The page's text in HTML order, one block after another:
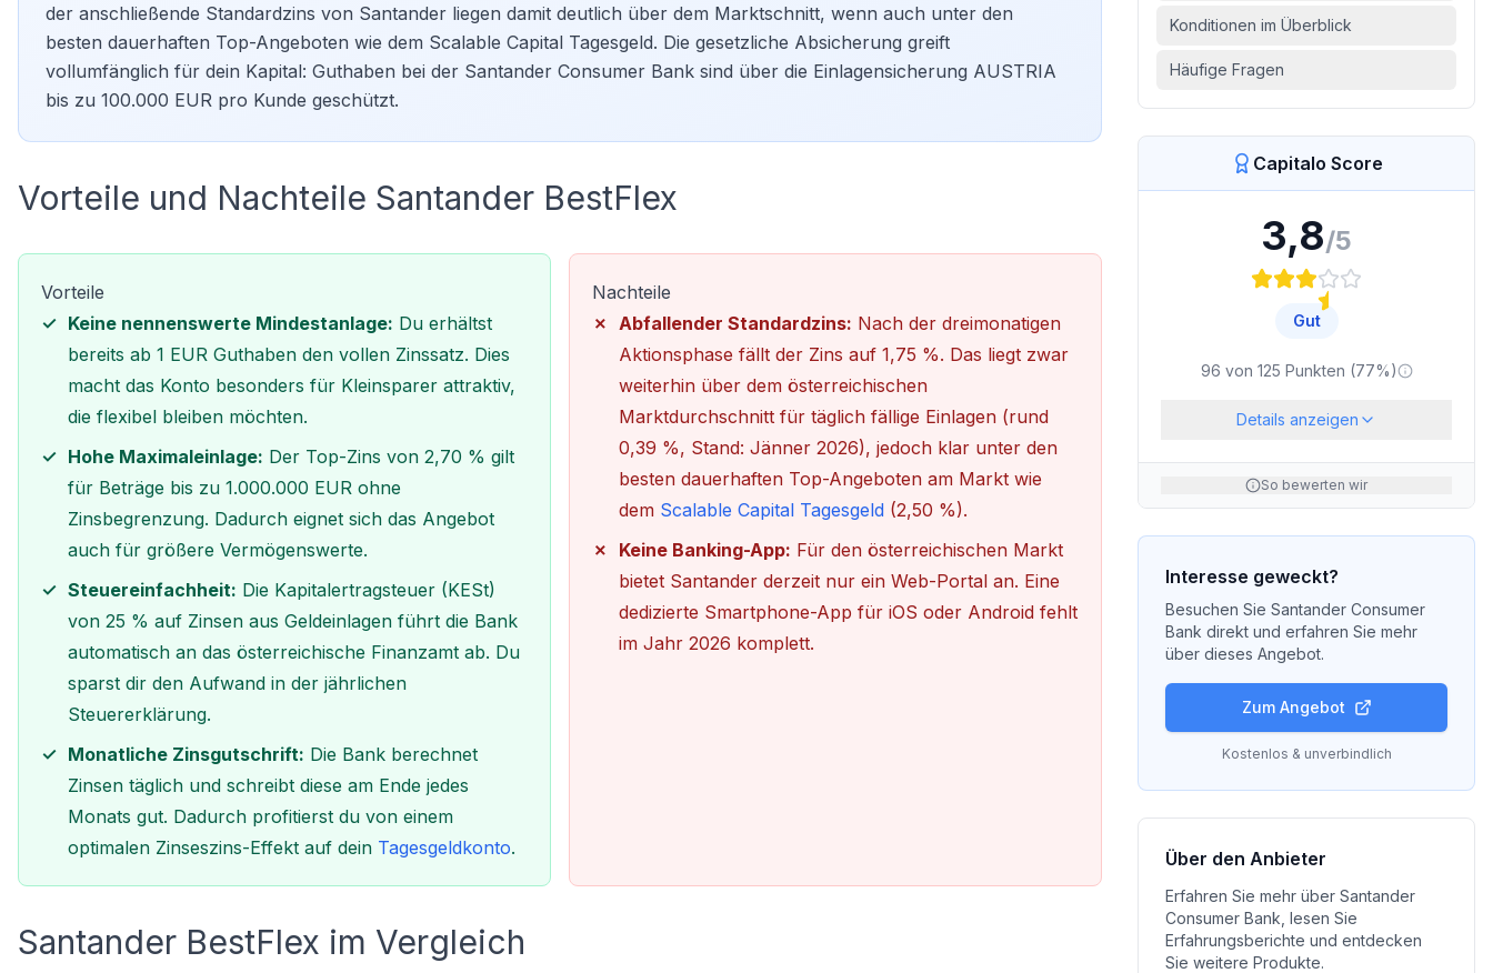
der anschließende Standardzins von Santander liegen damit deutlich über dem Marktschnitt, wenn auch unter den
besten dauerhaften Top-Angeboten wie dem Scalable Capital Tagesgeld. Die gesetzliche Absicherung greift
vollumfänglich für dein Kapital: Guthaben bei der Santander Consumer Bank sind über die Einlagensicherung AUSTRIA
bis zu 100.000 EUR pro Kunde geschützt.
Vorteile und Nachteile Santander BestFlex
Vorteile
Keine nennenswerte Mindestanlage: Du erhältst
bereits ab 1 EUR Guthaben den vollen Zinssatz. Dies
macht das Konto besonders für Kleinsparer attraktiv,
die flexibel bleiben möchten.
Hohe Maximaleinlage: Der Top-Zins von 2,70 % gilt
für Beträge bis zu 1.000.000 EUR ohne
Zinsbegrenzung. Dadurch eignet sich das Angebot
auch für größere Vermögenswerte.
Steuereinfachheit: Die Kapitalertragsteuer (KESt)
von 25 % auf Zinsen aus Geldeinlagen führt die Bank
automatisch an das österreichische Finanzamt ab. Du
sparst dir den Aufwand in der jährlichen
Steuererklärung.
Monatliche Zinsgutschrift: Die Bank berechnet
Zinsen täglich und schreibt diese am Ende jedes
Monats gut. Dadurch profitierst du von einem
optimalen Zinseszins-Effekt auf dein Tagesgeldkonto.
Nachteile
Abfallender Standardzins: Nach der dreimonatigen
Aktionsphase fällt der Zins auf 1,75 %. Das liegt zwar
weiterhin über dem österreichischen
Marktdurchschnitt für täglich fällige Einlagen (rund
0,39 %, Stand: Jänner 2026), jedoch klar unter den
besten dauerhaften Top-Angeboten am Markt wie
dem Scalable Capital Tagesgeld (2,50 %).
Keine Banking-App: Für den österreichischen Markt
bietet Santander derzeit nur ein Web-Portal an. Eine
dedizierte Smartphone-App für iOS oder Android fehlt
im Jahr 2026 komplett.
Santander BestFlex im Vergleich
Konditionen im Überblick
Häufige Fragen
Capitalo Score
3,8/5
Gut
96 von 125 Punkten (77%)
Details anzeigen
So bewerten wir
Interesse geweckt?
Besuchen Sie Santander Consumer
Bank direkt und erfahren Sie mehr
über dieses Angebot.
Zum Angebot
Kostenlos & unverbindlich
Über den Anbieter
Erfahren Sie mehr über Santander
Consumer Bank , lesen Sie
Erfahrungsberichte und entdecken
Sie weitere Produkte.